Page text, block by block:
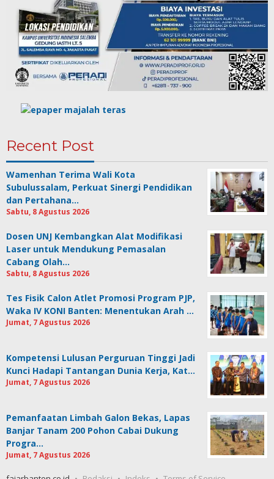
Recent Post
Wamenhan Terima Wali Kota
Subulussalam, Perkuat Sinergi Pendidikan
dan Pertahana…
Sabtu, 8 Agustus 2026
Dosen UNJ Kembangkan Alat Modifikasi
Laser untuk Mendukung Pemasalan
Cabang Olah…
Sabtu, 8 Agustus 2026
Tes Fisik Calon Atlet Promosi Program PJP,
Waka IV KONI Banten: Menentukan Arah …
Jumat, 7 Agustus 2026
Kompetensi Lulusan Perguruan Tinggi Jadi
Kunci Hadapi Tantangan Dunia Kerja, Kat…
Jumat, 7 Agustus 2026
Pemanfaatan Limbah Galon Bekas, Lapas
Banjar Tanam 200 Pohon Cabai Dukung
Progra…
Jumat, 7 Agustus 2026